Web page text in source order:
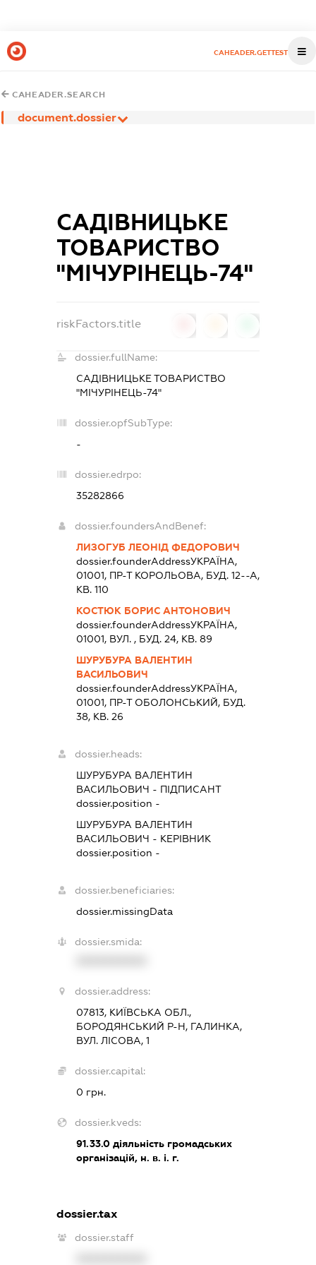
CAHEADER.GETTEST
CAHEADER.SEARCH
document.dossier
САДІВНИЦЬКЕ
ТОВАРИСТВО
"МІЧУРІНЕЦЬ-74"
riskFactors.title
dossier.fullName:
САДІВНИЦЬКЕ ТОВАРИСТВО
"МІЧУРІНЕЦЬ-74"
dossier.opfSubType:
-
dossier.edrpo:
35282866
dossier.foundersAndBenef:
ЛИЗОГУБ ЛЕОНІД ФЕДОРОВИЧ
dossier.founderAddressУКРАЇНА,
01001, ПР-Т КОРОЛЬОВА, БУД. 12--А,
КВ. 110
КОСТЮК БОРИС АНТОНОВИЧ
dossier.founderAddressУКРАЇНА,
01001, ВУЛ. , БУД. 24, КВ. 89
ШУРУБУРА ВАЛЕНТИН
ВАСИЛЬОВИЧ
dossier.founderAddressУКРАЇНА,
01001, ПР-Т ОБОЛОНСЬКИЙ, БУД.
38, КВ. 26
dossier.heads:
ШУРУБУРА ВАЛЕНТИН
ВАСИЛЬОВИЧ - ПІДПИСАНТ
dossier.position -
ШУРУБУРА ВАЛЕНТИН
ВАСИЛЬОВИЧ - КЕРІВНИК
dossier.position -
dossier.beneficiaries:
dossier.missingData
dossier.smida:
dossier.address:
07813, КИЇВСЬКА ОБЛ.,
БОРОДЯНСЬКИЙ Р-Н, ГАЛИНКА,
ВУЛ. ЛІСОВА, 1
dossier.capital:
0 грн.
dossier.kveds:
91.33.0діяльність громадських
організацій, н. в. і. г.
dossier.tax
dossier.staff